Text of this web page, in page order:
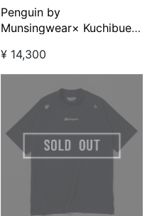
MUNSINGWEAR
Penguin by
Munsingwear× Kuchibue
ツ ホワイト 【GO/LOOK!限
定販売】
¥ 14,300